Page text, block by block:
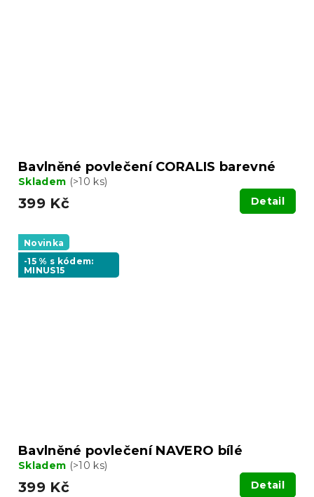
Bavlněné povlečení CORALIS barevné
Skladem (>10 ks)
399 Kč Detail
Novinka
-15 % s kódem:
MINUS15
Bavlněné povlečení NAVERO bílé
Skladem (>10 ks)
399 Kč Detail